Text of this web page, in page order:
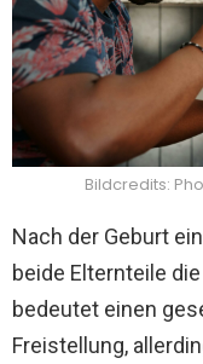
Bildcredits:
Nach der Geburt
beide Elternteile
bedeutet einen
Freistellung,